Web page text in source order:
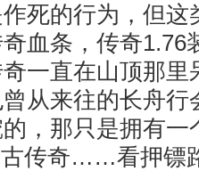
死的行为，但这
血条，传奇1.76
一直在山顶那里
从来往的长舟行
，那只是拥有一
古传奇……看押镖